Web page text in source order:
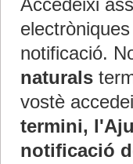
Accedeixi
notificació.
naturals
vostè
termini,
notificació